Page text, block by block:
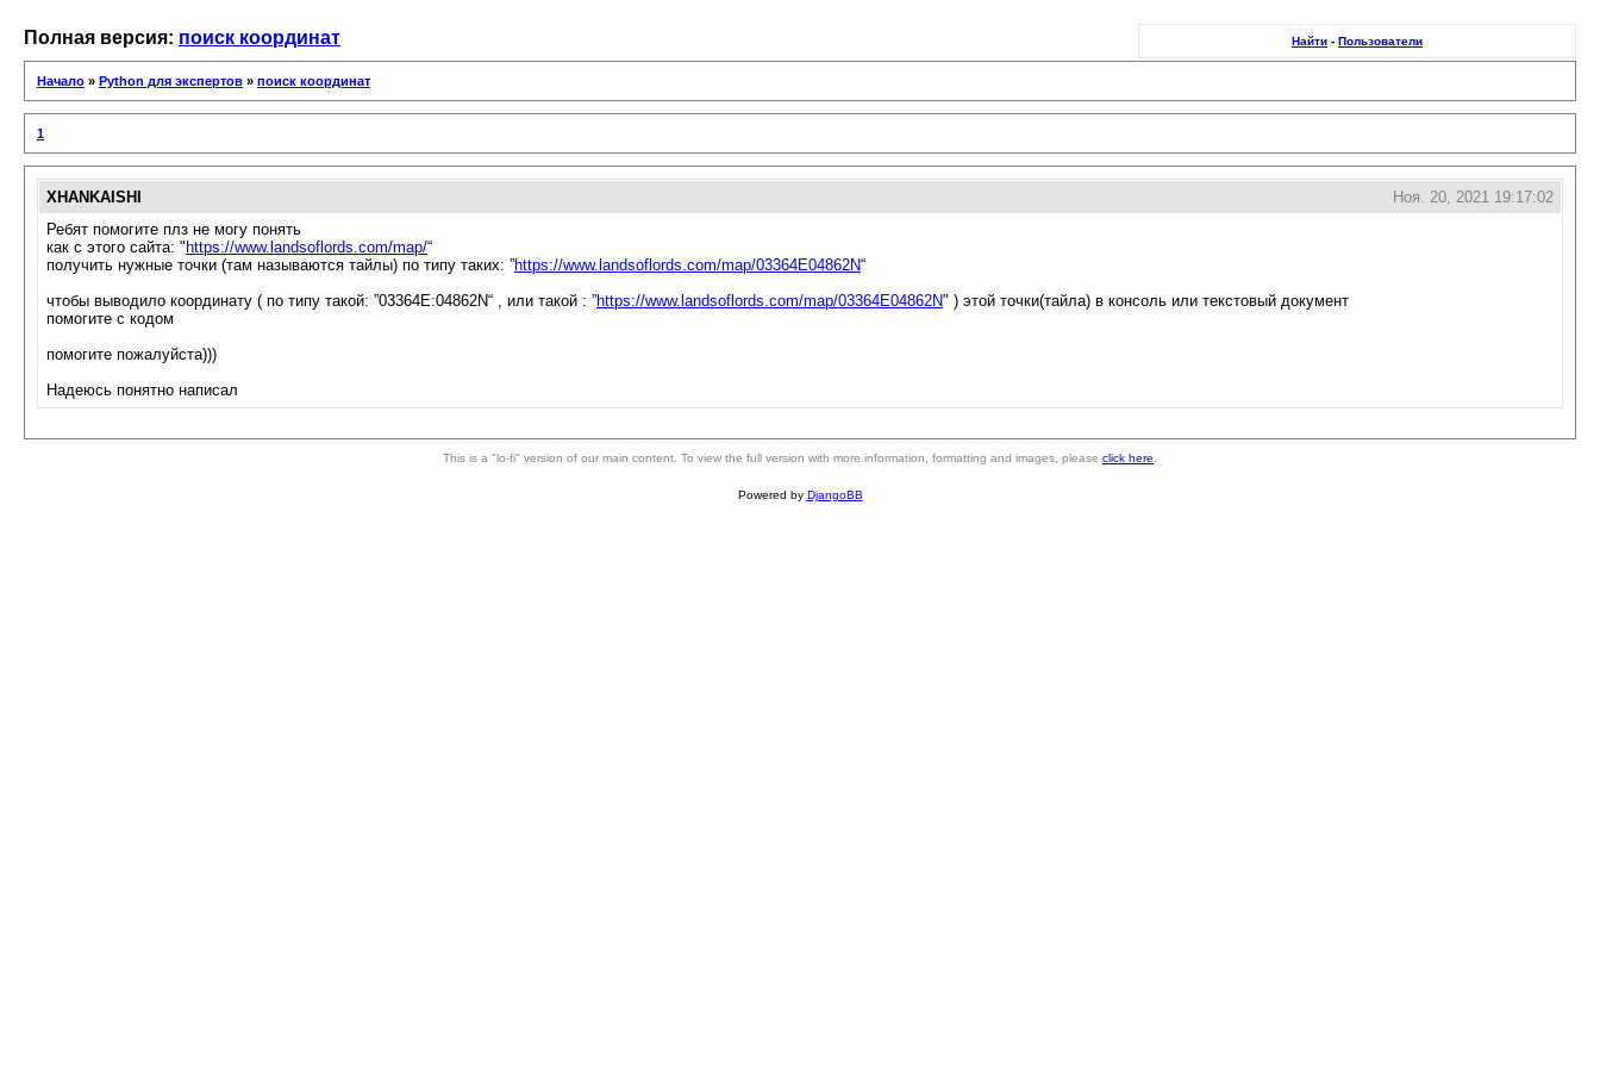
Найти - Пользователи
Полная версия: поиск координат
Начало » Python для экспертов » поиск координат
1
XHANKAISHI
Ноя. 20, 2021 19:17:02
Ребят помогите плз не могу понять
как с этого сайта: " https://www.landsoflords.com/map/“
получить нужные точки (там называются тайлы) по типу таких: ”https://www.landsoflords.com/map/03364E04862N“
чтобы выводило координату ( по типу такой: ”03364E:04862N“ , или такой : ”https://www.landsoflords.com/map/03364E04862N" ) этой точки(тайла) в консоль или текстовый документ
помогите с кодом
помогите пожалуйста)))
Надеюсь понятно написал
This is a "lo-fi" version of our main content. To view the full version with more information, formatting and images, please click here
Powered by DjangoBB